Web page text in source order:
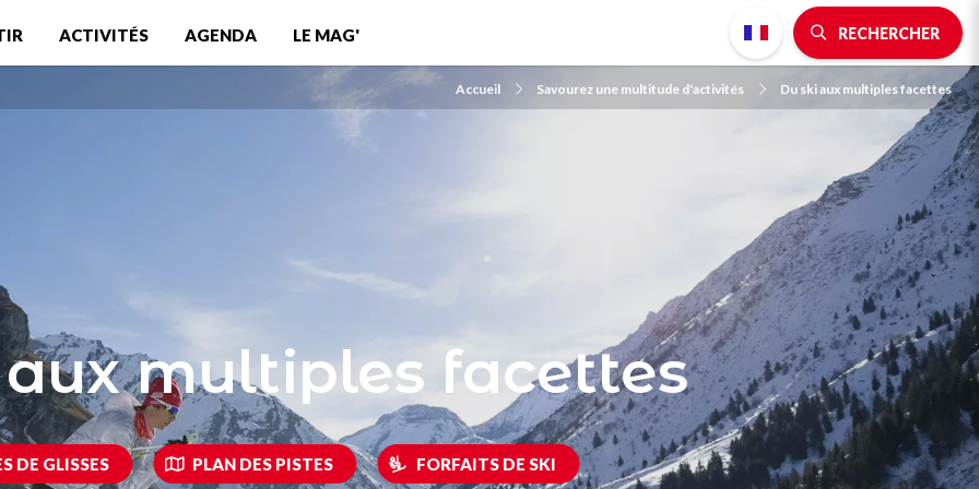
ACTIVITÉS AGENDA LE MAG' RECHERCHER
Accueil Savourez une multitude d'activités Du ski aux multiples facettes
multiples facettes
DE GLISSES PLAN DES PISTES FORFAITS DE SKI